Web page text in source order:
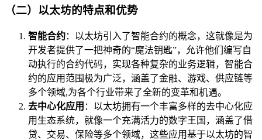
（二）以太坊的特点和优势
智能合约：以太坊引入了智能合约的概念，这就像是为
开发者提供了一把神奇的“魔法钥匙”，允许他们编写自
动执行的合约代码，实现各种复杂的业务逻辑，智能合
约的应用范围极为广泛，涵盖了金融、游戏、供应链等
多个领域,为各个行业带来了全新的变革和机遇。
去中心化应用 ：以太坊拥有一个丰富多样的去中心化应
用生态系统，就像一个充满活力的数字王国，涵盖了借
贷、交易、保险等多个领域，这些应用基于以太坊的智